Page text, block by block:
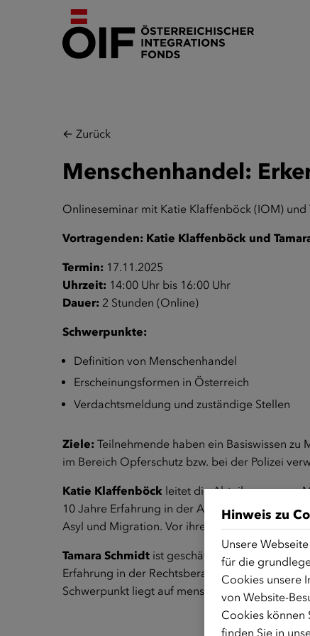
← Zurück
Menschenhandel:
Onlineseminar mit Katie Klaffenböck (IOM) und
Vortragenden: Katie Klaffenböck und
Termin: 17.11.2025
Uhrzeit: 14:00 Uhr bis 16:00 Uhr
Dauer: 2 Stunden (Online)
Schwerpunkte:
Definition von Menschenhandel
Erscheinungsformen in Österreich
Verdachtsmeldung und zuständige Stellen
Ziele: Teilnehmende haben ein Basiswissen
im Bereich Opferschutz bzw. bei der Polizei
Katie Klaffenböck leitet die Abteilung gegen
10 Jahre Erfahrung in der Arbeit gegen
Asyl und Migration. Vor ihrer Tätigkeit bei IOM
Tamara Schmidt ist geschäftsführende Leiterin
Erfahrung in der Rechtsberatung von
Schwerpunkt liegt auf
Hinweis zu
Unsere
für die
Cookies unsere
von Website-
Cookies können
finden Sie in